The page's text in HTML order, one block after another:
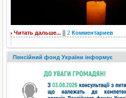
Читать дальше... 2 Комментариев
Пенсійний фонд України інформує